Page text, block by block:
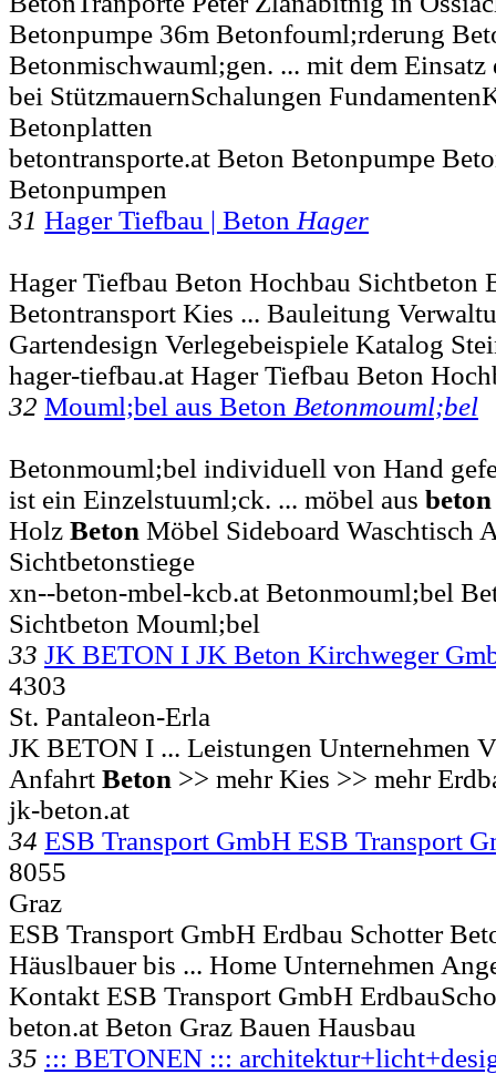
Betonpumpe 36m Betonfouml;rderung
Betonmischwauml;gen. ... mit dem
bei StützmauernSchalungen
Betonplatten
betontransporte.at Beton Betonpumpe
Betonpumpen
31 Hager Tiefbau | Beton Hager
Hager Tiefbau Beton Hochbau Sichtbeton
Betontransport Kies ... Bauleitung
Gartendesign Verlegebeispiele Katalog
hager-tiefbau.at Hager Tiefbau Beton
32 Mouml;bel aus Beton Betonmouml;bel
Betonmouml;bel individuell von Hand
ist ein Einzelstuuml;ck. ... möbel aus beton
Holz Beton Möbel Sideboard Waschtisch
Sichtbetonstiege
xn--beton-mbel-kcb.at Betonmouml;bel
Sichtbeton Mouml;bel
33 JK BETON I JK Beton Kirchweger
4303
St. Pantaleon-Erla
JK BETON I ... Leistungen Unternehmen
Anfahrt Beton >> mehr Kies >> mehr
jk-beton.at
34 ESB Transport GmbH ESB Transport
8055
Graz
ESB Transport GmbH Erdbau Schotter
Häuslbauer bis ... Home Unternehmen
Kontakt ESB Transport GmbH
beton.at Beton Graz Bauen Hausbau
35 ::: BETONEN :::